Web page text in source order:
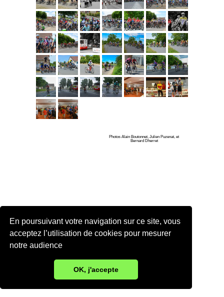
En poursuivant votre navigation sur ce site, vous
acceptez l’utilisation de cookies pour mesurer
notre audience
OK, j'accepte
Photos Alain Boutonnet, Julien Puzenat, et
Bernard Dherret